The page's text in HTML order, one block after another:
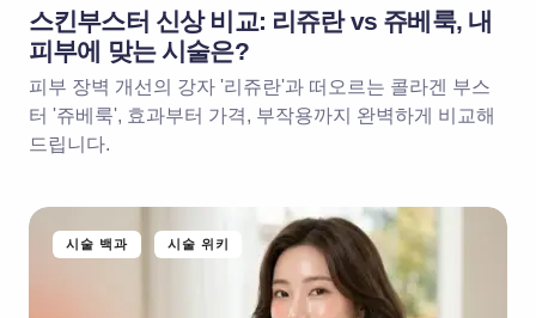
스킨부스터 신상 비교: 리쥬란 vs 쥬베룩, 내
피부에 맞는 시술은?
피부 장벽 개선의 강자 '리쥬란'과 떠오르는 콜라겐 부스
터 '쥬베룩', 효과부터 가격, 부작용까지 완벽하게 비교해
드립니다.
시술 백과 시술 위키